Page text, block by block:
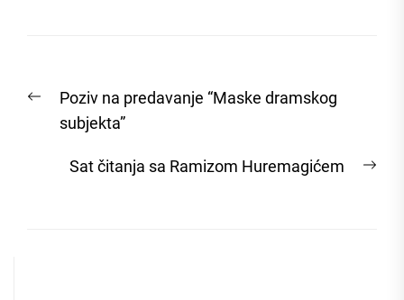
navigation
Previous
post:
Poziv na predavanje “Maske dramskog
subjekta”
Sat čitanja sa Ramizom Huremagićem